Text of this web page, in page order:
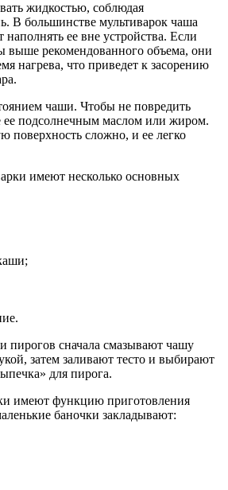
жидкостью, соблюдая
В большинстве мультиварок чаша
наполнять ее вне устройства. Если
выше рекомендованного объема, они
нагрева, что приведет к засорению
чаши. Чтобы не повредить
ее подсолнечным маслом или жиром.
поверхность сложно, и ее легко
имеют несколько основных
пирогов сначала смазывают чашу
затем заливают тесто и выбирают
для пирога.
имеют функцию приготовления
баночки закладывают: